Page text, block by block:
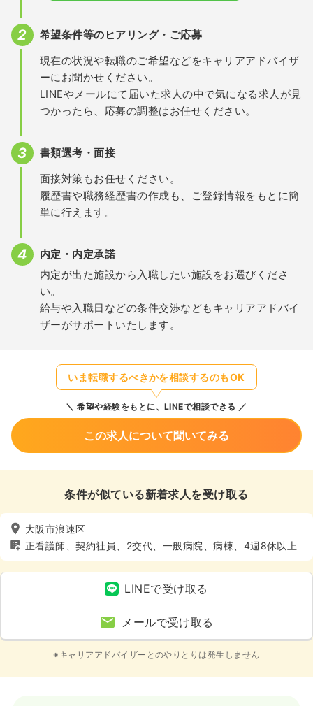
希望条件等のヒアリング・ご応募
現在の状況や転職のご希望などをキャリアアドバイザ
ーにお聞かせください。
LINEやメールにて届いた求人の中で気になる求人が見
つかったら、応募の調整はお任せください。
書類選考・面接
面接対策もお任せください。
履歴書や職務経歴書の作成も、ご登録情報をもとに簡
単に行えます。
内定・内定承諾
内定が出た施設から入職したい施設をお選びくださ
い。
給与や入職日などの条件交渉などもキャリアアドバイ
ザーがサポートいたします。
いま転職するべきかを相談するのもOK
希望や経験をもとに、LINEで相談できる
この求人について聞いてみる
条件が似ている新着求人を受け取る
大阪市浪速区
正看護師、契約社員、2交代、一般病院、病棟、4週8休以上
LINEで受け取る
メールで受け取る
※キャリアアドバイザーとのやりとりは発生しません